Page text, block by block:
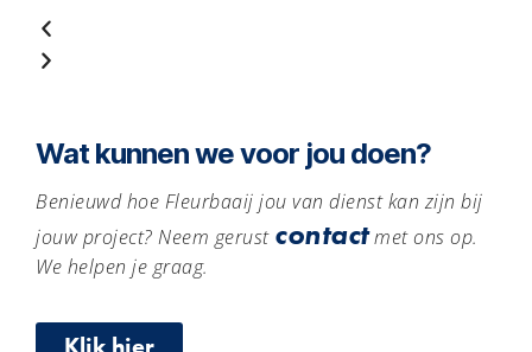
Wat kunnen we voor jou doen?
Benieuwd hoe Fleurbaaij jou van dienst kan zijn bij
jouw project? Neem gerust contactmet ons op.
We helpen je graag.